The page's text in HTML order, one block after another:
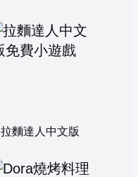
拉麵達人中文版